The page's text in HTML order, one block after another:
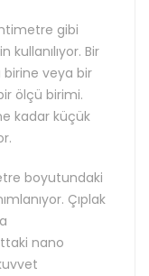
gibi
Bir
veya bir
ölçü birimi.
kadar küçük
boyutundaki
Çıplak
nano